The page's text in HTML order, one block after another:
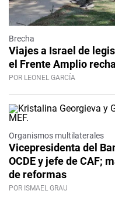
Brecha
Viajes a Israel de
el Frente Amplio
POR LEONEL GARCÍA
Organismos multilaterales
Vicepresidenta del
OCDE y jefe de CAF;
de reformas
POR ISMAEL GRAU